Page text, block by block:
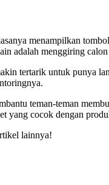
menampilkan
adalah menggiring
tertarik untuk
teman-teman
yang cocok dengan
lainnya!